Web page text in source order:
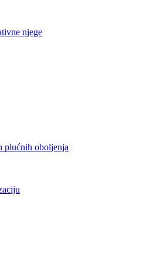
njege
plućnih oboljenja